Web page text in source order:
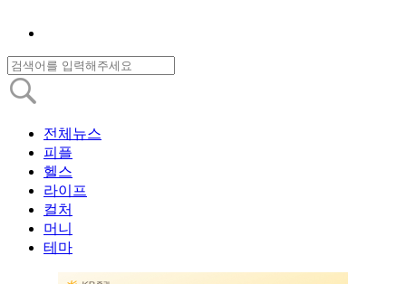
전체뉴스
피플
헬스
라이프
컬처
머니
테마